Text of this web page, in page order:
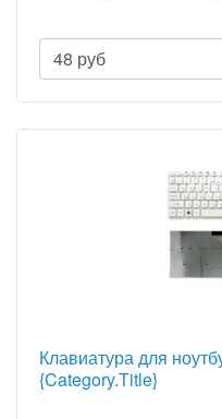
48 руб
Клавиатура для
{Category.Title}